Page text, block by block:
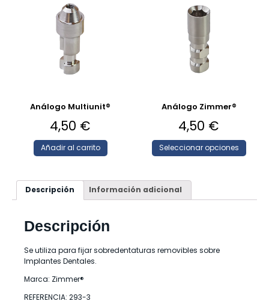
Análogo Multiunit®
4,50 €
Añadir al carrito
Análogo Zimmer®
4,50 €
Seleccionar opciones
Descripción Información adicional
Descripción
Se utiliza para fijar sobredentaturas removibles sobre
Implantes Dentales.
Marca: Zimmer®
REFERENCIA: 293-3